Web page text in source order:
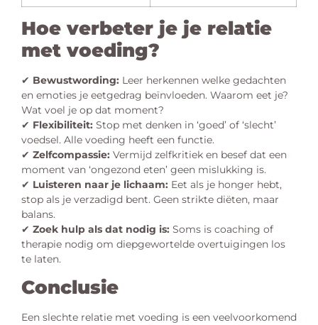
Hoe verbeter je je relatie
met voeding?
✔ Bewustwording: Leer herkennen welke gedachten
en emoties je eetgedrag beïnvloeden. Waarom eet je?
Wat voel je op dat moment?
✔ Flexibiliteit: Stop met denken in ‘goed’ of ‘slecht’
voedsel. Alle voeding heeft een functie.
✔ Zelfcompassie: Vermijd zelfkritiek en besef dat een
moment van ‘ongezond eten’ geen mislukking is.
✔ Luisteren naar je lichaam: Eet als je honger hebt,
stop als je verzadigd bent. Geen strikte diëten, maar
balans.
✔ Zoek hulp als dat nodig is: Soms is coaching of
therapie nodig om diepgewortelde overtuigingen los
te laten.
Conclusie
Een slechte relatie met voeding is een veelvoorkomend